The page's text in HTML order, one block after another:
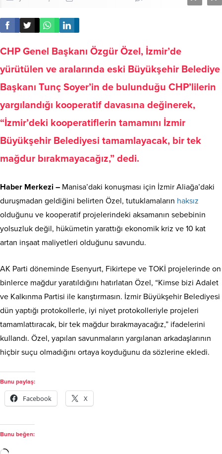
CHP Genel Başkanı Özgür Özel, İzmir’de
yürütülen ve aralarında eski Büyükşehir Belediye
Başkanı Tunç Soyer’in de bulunduğu CHP’lilerin
yargılandığı kooperatif davasına değinerek,
“İzmir’deki kooperatiflerin tamamını İzmir
Büyükşehir Belediyesi tamamlayacak, bir tek
mağdur bırakmayacağız,” dedi.
Haber Merkezi – Manisa’daki konuşması için İzmir Aliağa’daki
duruşmadan geldiğini belirten Özel, tutuklamaların haksız
olduğunu ve kooperatif projelerindeki aksamanın sebebinin
yolsuzluk değil, hükümetin yarattığı ekonomik kriz ve 10 kat
artan inşaat maliyetleri olduğunu savundu.
AK Parti döneminde Esenyurt, Fikirtepe ve TOKİ projelerinde on
binlerce mağdur yaratıldığını hatırlatan Özel, “Kimse bizi Adalet
ve Kalkınma Partisi ile karıştırmasın. İzmir Büyükşehir Belediyesi
dün yaptığı protokollerle, iyi niyet protokolleriyle projeleri
tamamlattıracak, bir tek mağdur bırakmayacağız,” ifadelerini
kullandı. Özel, yapılan savunmaların yargılanan arkadaşlarının
hiçbir suçu olmadığını ortaya koyduğunu da sözlerine ekledi.
Bunu paylaş:
Facebook X
Bunu beğen: